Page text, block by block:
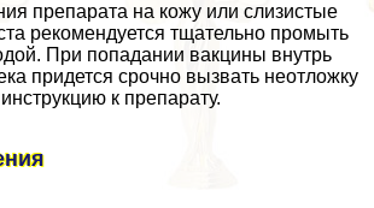
препарата на кожу или слизистые
рекомендуется тщательно промыть
При попадании вакцины внутрь
придется срочно вызвать неотложку
к препарату.